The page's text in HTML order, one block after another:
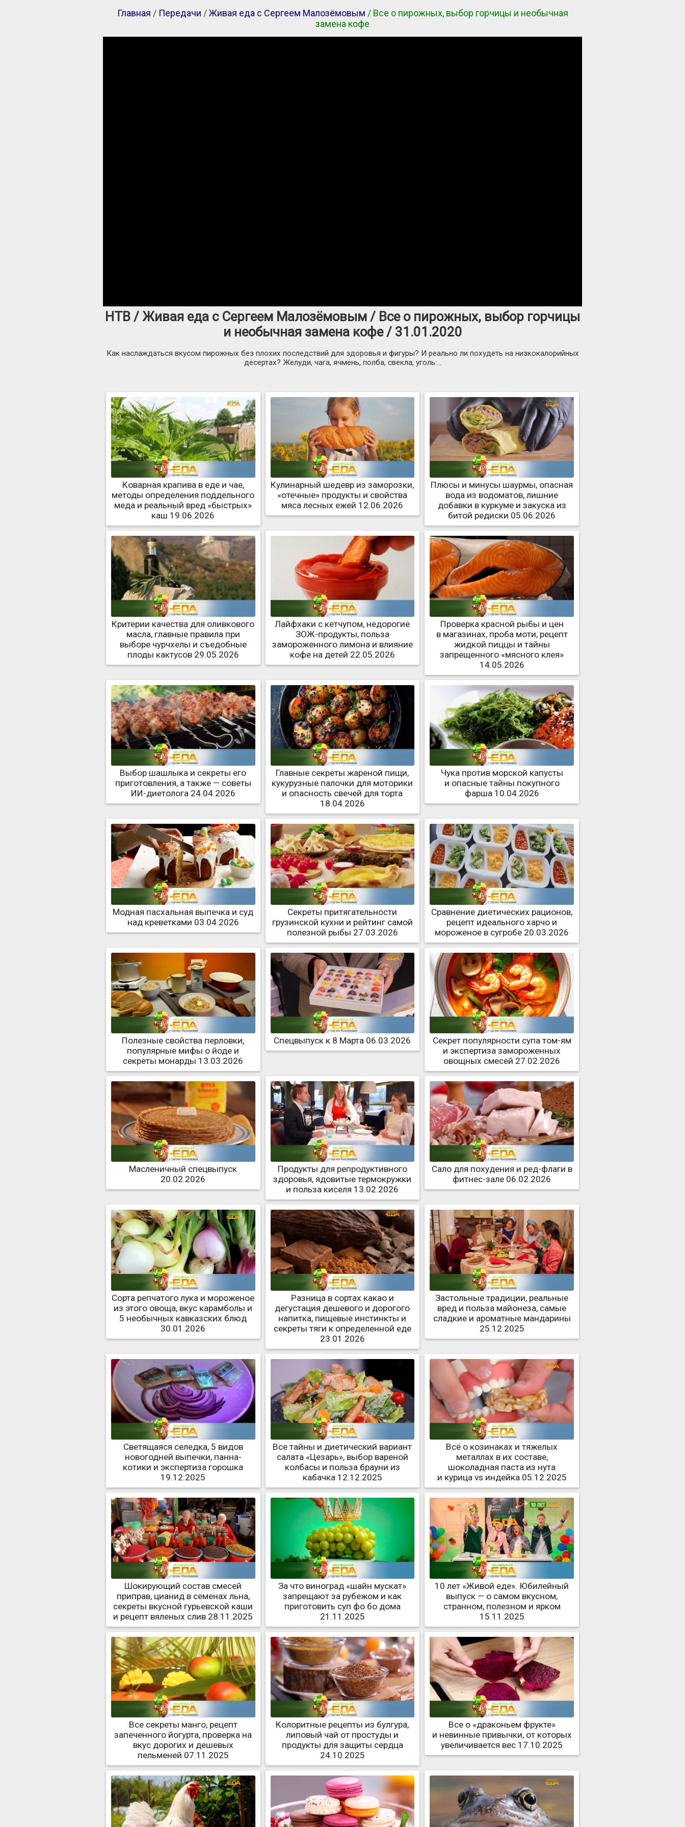
Главная / Передачи /Живая еда с Сергеем Малозёмовым / Все о пирожных, выбор горчицы и необычная
замена кофе
НТВ / Живая еда с Сергеем Малозёмовым / Все о пирожных, выбор горчицы
и необычная замена кофе / 31.01.2020
Как наслаждаться вкусом пирожных без плохих последствий для здоровья и фигуры? И реально ли похудеть на низкокалорийных
десертах? Желуди, чага, ячмень, полба, свекла, уголь:...
Коварная крапива в еде и чае,
методы определения поддельного
меда и реальный вред «быстрых»
каш 19.06.2026
Кулинарный шедевр из заморозки,
«отечные» продукты и свойства
мяса лесных ежей 12.06.2026
Плюсы и минусы шаурмы, опасная
вода из водоматов, лишние
добавки в куркуме и закуска из
битой редиски 05.06.2026
Критерии качества для оливкового
масла, главные правила при
выборе чурчхелы и съедобные
плоды кактусов 29.05.2026
Лайфхаки с кетчупом, недорогие
ЗОЖ-продукты, польза
замороженного лимона и влияние
кофе на детей 22.05.2026
Проверка красной рыбы и цен
в магазинах, проба моти, рецепт
жидкой пиццы и тайны
запрещенного «мясного клея»
14.05.2026
Выбор шашлыка и секреты его
приготовления, а также — советы
ИИ-диетолога 24.04.2026
Главные секреты жареной пищи,
кукурузные палочки для моторики
и опасность свечей для торта
18.04.2026
Чука против морской капусты
и опасные тайны покупного
фарша 10.04.2026
Модная пасхальная выпечка и суд
над креветками 03.04.2026
Секреты притягательности
грузинской кухни и рейтинг самой
полезной рыбы 27.03.2026
Сравнение диетических рационов,
рецепт идеального харчо и
мороженое в сугробе 20.03.2026
Полезные свойства перловки,
популярные мифы о йоде и
секреты монарды 13.03.2026
Спецвыпуск к 8 Марта 06.03.2026
Секрет популярности супа том-ям
и экспертиза замороженных
овощных смесей 27.02.2026
Масленичный спецвыпуск
20.02.2026
Продукты для репродуктивного
здоровья, ядовитые термокружки
и польза киселя 13.02.2026
Сало для похудения и ред-флаги в
фитнес-зале 06.02.2026
Сорта репчатого лука и мороженое
из этого овоща, вкус карамболы и
5 необычных кавказских блюд
30.01.2026
Разница в сортах какао и
дегустация дешевого и дорогого
напитка, пищевые инстинкты и
секреты тяги к определенной еде
23.01.2026
Застольные традиции, реальные
вред и польза майонеза, самые
сладкие и ароматные мандарины
25.12.2025
Светящаяся селедка, 5 видов
новогодней выпечки, панна-
котики и экспертиза горошка
19.12.2025
Все тайны и диетический вариант
салата «Цезарь», выбор вареной
колбасы и польза брауни из
кабачка 12.12.2025
Всё о козинаках и тяжелых
металлах в их составе,
шоколадная паста из нута
и курица vs индейка 05.12.2025
Шокирующий состав смесей
приправ, цианид в семенах льна,
секреты вкусной гурьевской каши
и рецепт вяленых слив 28.11.2025
За что виноград «шайн мускат»
запрещают за рубежом и как
приготовить суп фо бо дома
21.11.2025
10 лет «Живой еде». Юбилейный
выпуск — о самом вкусном,
странном, полезном и ярком
15.11.2025
Все секреты манго, рецепт
запеченного йогурта, проверка на
вкус дорогих и дешевых
пельменей 07.11.2025
Колоритные рецепты из булгура,
липовый чай от простуды и
продукты для защиты сердца
24.10.2025
Все о «драконьем фрукте»
и невинные привычки, от которых
увеличивается вес 17.10.2025